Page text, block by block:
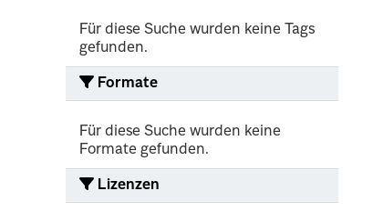
Für diese Suche wurden keine Tags
gefunden.
Formate
Für diese Suche wurden keine
Formate gefunden.
Lizenzen